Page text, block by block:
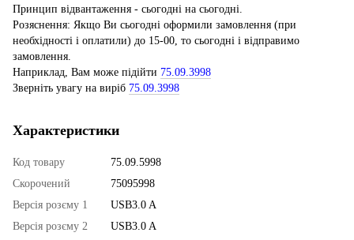
Принцип відвантаження - сьогодні на сьогодні.
Розяснення: Якщо Ви сьогодні оформили замовлення (при
необхідності і оплатили) до 15-00, то сьогодні і відправимо
замовлення.
Наприклад, Вам може підійти 75.09.3998
Зверніть увагу на виріб 75.09.3998
Характеристики
Код товару
75.09.5998
Скорочений
75095998
Версія розєму 1
USB3.0 A
Версія розєму 2
USB3.0 A